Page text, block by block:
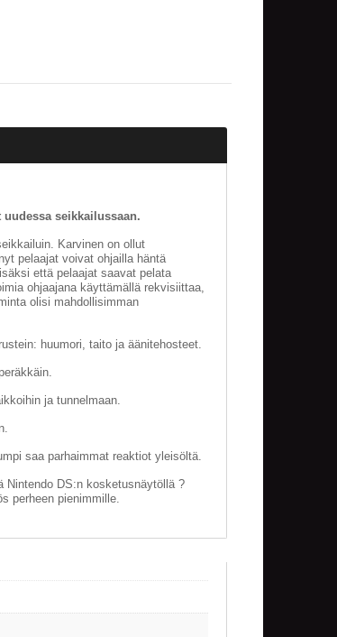
seikkailussaan.
Karvinen on ollut
pelaajat voivat ohjailla häntä
että pelaajat saavat pelata
ohjaajana käyttämällä rekvisiittaa,
olisi mahdollisimman
huumori, taito ja äänitehosteet.
ja tunnelmaan.
saa parhaimmat reaktiot yleisöltä.
Nintendo DS:n kosketusnäytöllä ?
perheen pienimmille.